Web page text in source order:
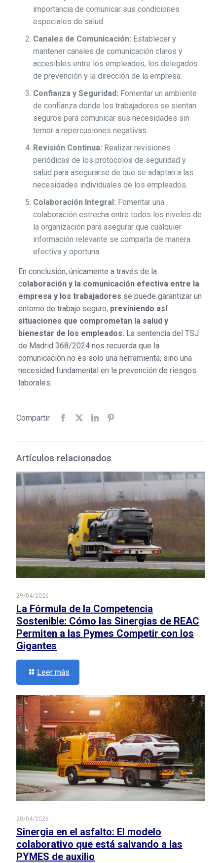
importancia de comunicar sus condiciones
especiales de salud.
Canales de Comunicación: Establecer y
mantener canales de comunicación claros y
accesibles entre los empleados, los delegados
de prevención y la dirección de la empresa.
Confianza y Seguridad: Fomentar un ambiente
de confianza donde los trabajadores se sientan
seguros para comunicar sus necesidades sin
temor a repercusiones negativas.
Revisión Continua: Realizar revisiones
periódicas de los protocolos de seguridad y
salud para asegurarse de que se adaptan a las
necesidades individuales de los empleados.
Colaboración Integral: Fomentar una
colaboración estrecha entre todos los niveles de
la organización para asegurar que cualquier
información relevante se comparta de manera
efectiva y oportuna.
En conclusión, únicamente a través de la
colaboración y la comunicación efectiva entre la
empresa y los trabajadores se puede garantizar un
entorno de trabajo seguro, previniendo así
situaciones que comprometan la salud y
bienestar de los empleados. La sentencia del TSJ
de Madrid 368/2024 nos recuerda que la
comunicación no es solo una herramienta, sino una
necesidad fundamental en la prevención de riesgos
laborales.
Compartir
Artículos relacionados
29/04/2026
La Fórmula de la Competencia
Sostenible: Cómo las Sinergias de REAC
Permiten a las Pymes Competir con los
Gigantes
Leer más
20/04/2026
Sinergia en el asfalto: El modelo
colaborativo que está salvando a las
PYMES de auxilio